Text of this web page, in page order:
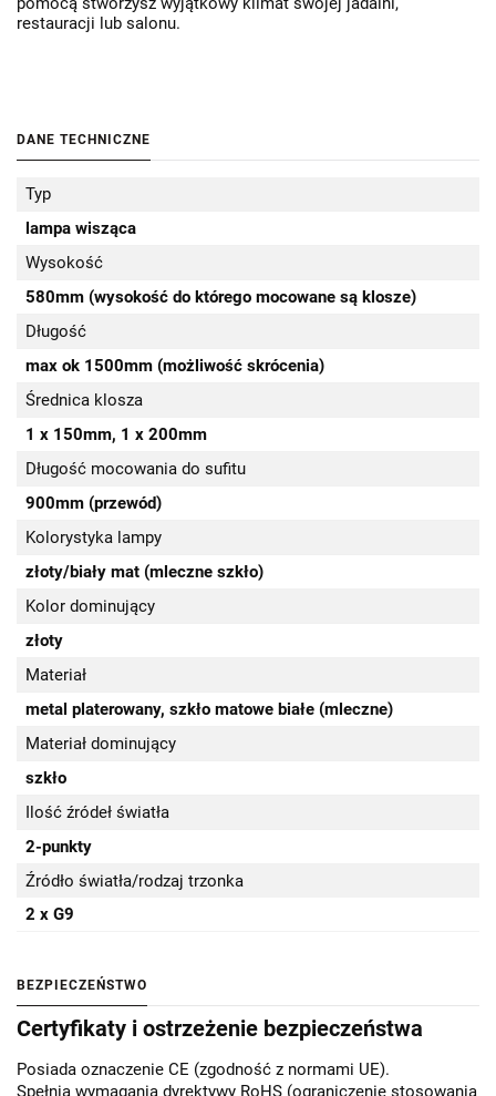
restauracji lub salonu.
DANE TECHNICZNE
Typ
lampa wisząca
Wysokość
580mm (wysokość do którego mocowane są klosze)
Długość
max ok 1500mm (możliwość skrócenia)
Średnica klosza
1 x 150mm, 1 x 200mm
Długość mocowania do sufitu
900mm (przewód)
Kolorystyka lampy
złoty/biały mat (mleczne szkło)
Kolor dominujący
złoty
Materiał
metal platerowany, szkło matowe białe (mleczne)
Materiał dominujący
szkło
Ilość źródeł światła
2-punkty
Źródło światła/rodzaj trzonka
2 x G9
BEZPIECZEŃSTWO
Certyfikaty i ostrzeżenie bezpieczeństwa
Posiada oznaczenie CE (zgodność z normami UE).
Spełnia wymagania dyrektywy RoHS (ograniczenie stosowania